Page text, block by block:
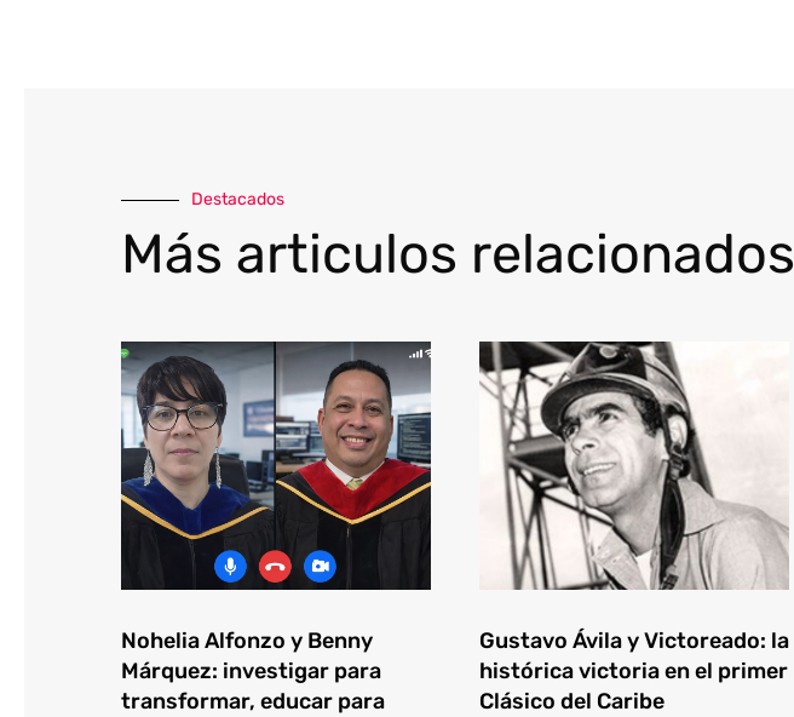
Destacados
Más articulos relacionados
Nohelia Alfonzo y Benny
Márquez: investigar para
transformar, educar para
Gustavo Ávila y Victoreado: la
histórica victoria en el primer
Clásico del Caribe